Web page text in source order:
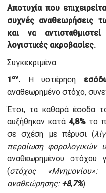
Αποτυχία που
συχνές αναθεωρήσεις
και να
λογιστικές ακροβασίες.
Συγκεκριμένα:
1ον. Η υστέρηση
αναθεωρημένο στόχο,
Έτσι, τα καθαρά έσοδα
αυξήθηκαν κατά 4,8% το
σε σχέση με πέρυσι (
περαίωση φορολογικών
αναθεωρημένου στόχου
(στόχος «Μνημονίου»:
αναθεώρησης: +8,7%).